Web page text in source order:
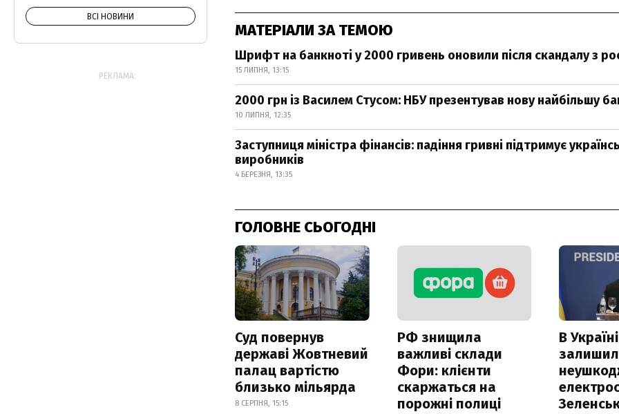
МАТЕРІАЛИ ЗА ТЕМОЮ
Шрифт на банкноті у 2000 гривень оновили після скандалу з
15 ЛИПНЯ, 13:15
2000 грн із Василем Стусом: НБУ презентував нову найбільшу
10 ЛИПНЯ, 12:35
Заступниця міністра фінансів: падіння гривні підтримує
виробників
4 БЕРЕЗНЯ, 13:35
ГОЛОВНЕ СЬОГОДНІ
Суд повернув
державі Жовтневий
палац вартістю
близько мільярда
8 СЕРПНЯ, 15:15
РФ знищила
важливі склади
Фори: клієнти
скаржаться на
порожні полиці
В
ВСІ НОВИНИ
РЕКЛАМА: